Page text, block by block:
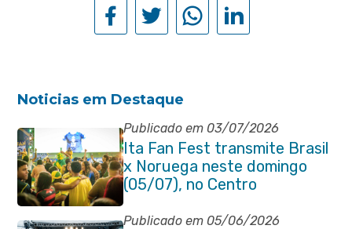
Noticias em Destaque
Publicado em 03/07/2026
Ita Fan Fest transmite Brasil
x Noruega neste domingo
(05/07), no Centro
Publicado em 05/06/2026